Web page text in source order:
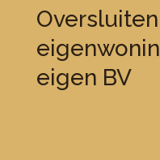
Oversluiten
eigen BV